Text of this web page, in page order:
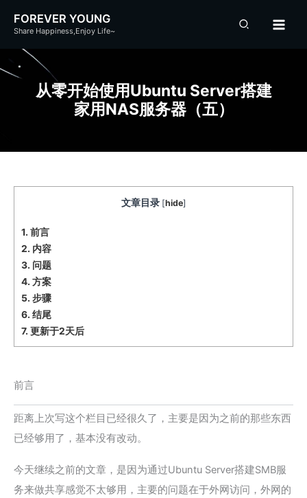
FOREVER YOUNG
Share Happiness,Enjoy Life~
从零开始使用Ubuntu Server搭建
家用NAS服务器（五）
文章目录 [hide]
1. 前言
2. 内容
3. 问题
4. 方案
5. 步骤
6. 结尾
7. 更新于2天后
前言
距离上次写这个栏目已经很久了，主要是因为之前的那些东西
已经够用了，基本没有改动。
今天继续之前的文章，是因为通过Ubuntu Server搭建SMB服
务来做共享感觉不太够用，主要的问题在于外网访问，外网的